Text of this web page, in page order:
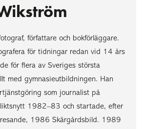
författare och bokförläggare.
för tidningar redan vid 14 års
för flera av Sveriges största
med gymnasieutbildningen. Han
som journalist på
1982–83 och startade, efter
1986 Skärgårdsbild. 1989